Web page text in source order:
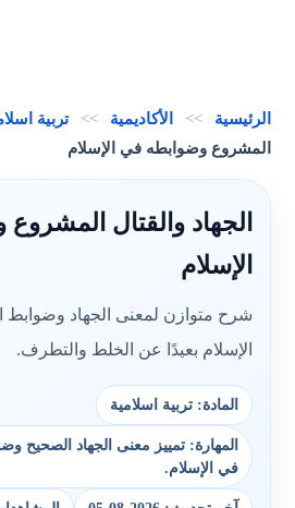
الرئيسية >> الأكاديمية >> تربية
المشروع وضوابطه في الإسلام
الجهاد والقتال
الإسلام
شرح متوازن لمعنى الجهاد وضوابط
الإسلام بعيدًا عن الخلط والتطرف.
المادة: تربية اسلامية
المهارة: تمييز معنى الجهاد الصحيح
في الإسلام.